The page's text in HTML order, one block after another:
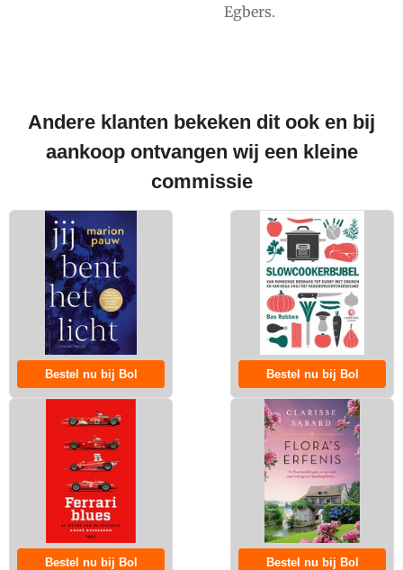
Egbers.
Andere klanten bekeken dit ook en bij
aankoop ontvangen wij een kleine
commissie
Bestel nu bij Bol Bestel nu bij Bol
Bestel nu bij Bol Bestel nu bij Bol